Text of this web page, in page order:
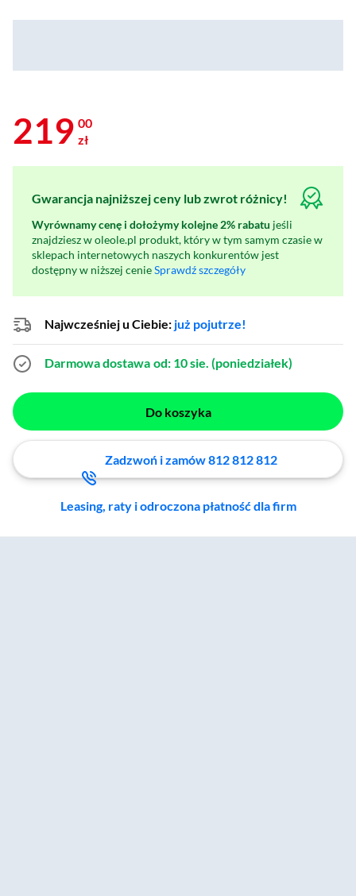
219 00
zł
Gwarancja najniższej ceny lub zwrot różnicy!
Wyrównamy cenę i dołożymy kolejne 2% rabatu jeśli
znajdziesz w oleole.pl produkt, który w tym samym czasie w
sklepach internetowych naszych konkurentów jest
dostępny w niższej cenieSprawdź szczegóły
Najwcześniej u Ciebie: już pojutrze!
Darmowa dostawa od: 10 sie. (poniedziałek)
Do koszyka
Zadzwoń i zamów 812 812 812
Leasing, raty i odroczona płatność dla firm